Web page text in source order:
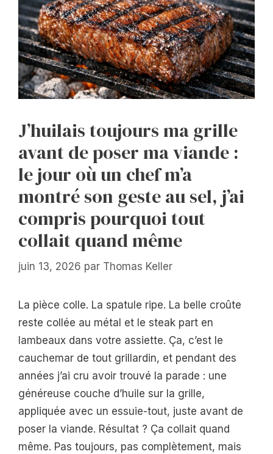
J’huilais toujours ma grille
avant de poser ma viande :
le jour où un chef m’a
montré son geste au sel, j’ai
compris pourquoi tout
collait quand même
juin 13, 2026 par Thomas Keller
La pièce colle. La spatule ripe. La belle croûte
reste collée au métal et le steak part en
lambeaux dans votre assiette. Ça, c’est le
cauchemar de tout grillardin, et pendant des
années j’ai cru avoir trouvé la parade : une
généreuse couche d’huile sur la grille,
appliquée avec un essuie-tout, juste avant de
poser la viande. Résultat ? Ça collait quand
même. Pas toujours, pas complètement, mais